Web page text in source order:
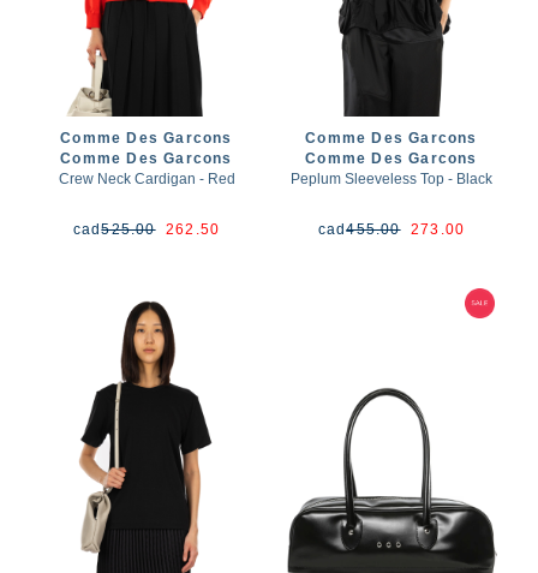
Comme Des Garcons
Comme Des Garcons
Crew Neck Cardigan - Red
cad525.00262.50
Comme Des Garcons
Comme Des Garcons
Peplum Sleeveless Top - Black
cad455.00273.00